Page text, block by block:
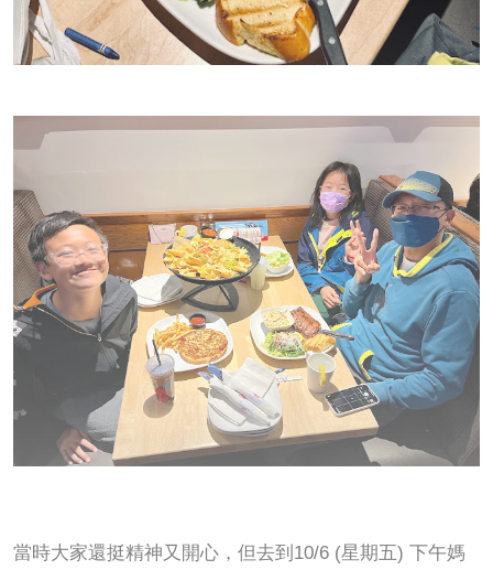
當時大家還挺精神又開心，但去到10/6 (星期五) 下午媽